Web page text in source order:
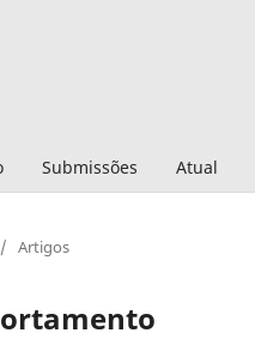
Submissões Atual
/ Artigos